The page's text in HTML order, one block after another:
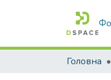
Головна